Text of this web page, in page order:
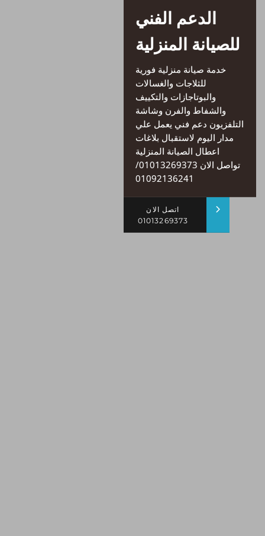
الدعم الفني
للصيانة المنزلية
خدمة صيانة منزلية فورية
للثلاجات والغسالات
والبوتاجازات والتكييف
والشفاط والفرن وشاشة
التلفزيون دعم فني يعمل علي
مدار اليوم لاستقبال بلاغات
اعطال الصيانة المنزلية
تواصل الان 01013269373/
01092136241
اتصل الان
01013269373